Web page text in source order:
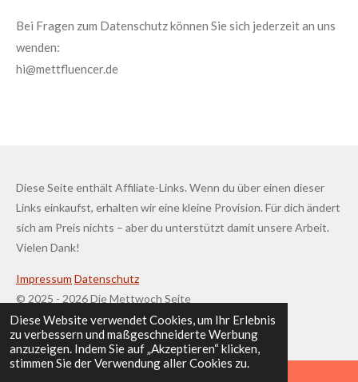
Diese Website verwendet Cookies, um Ihr Erlebnis
zu verbessern und maßgeschneiderte Werbung
anzuzeigen. Indem Sie auf „Akzeptieren“ klicken,
stimmen Sie der Verwendung aller Cookies zu.
Bei Fragen zum Datenschutz können Sie sich jederzeit an uns
wenden:
hi@mettfluencer.de
Diese Seite enthält Affiliate-Links. Wenn du über einen dieser
Links einkaufst, erhalten wir eine kleine Provision. Für dich ändert
sich am Preis nichts – aber du unterstützt damit unsere Arbeit.
Vielen Dank!
Impressum Datenschutz
© 2025 - 2026 Die Mettwoch Seite
Mit Unterstützung vonWebador